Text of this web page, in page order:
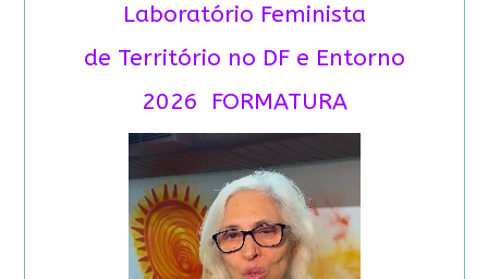
Laboratório Feminista
de Território no DF e Entorno
2026 FORMATURA